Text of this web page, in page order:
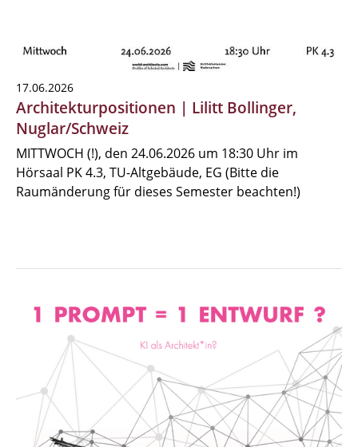
17.06.2026
Architekturpositionen | Lilitt Bollinger,
Nuglar/Schweiz
MITTWOCH (!), den 24.06.2026 um 18:30 Uhr im
Hörsaal PK 4.3, TU-Altgebäude, EG (Bitte die
Raumänderung für dieses Semester beachten!)